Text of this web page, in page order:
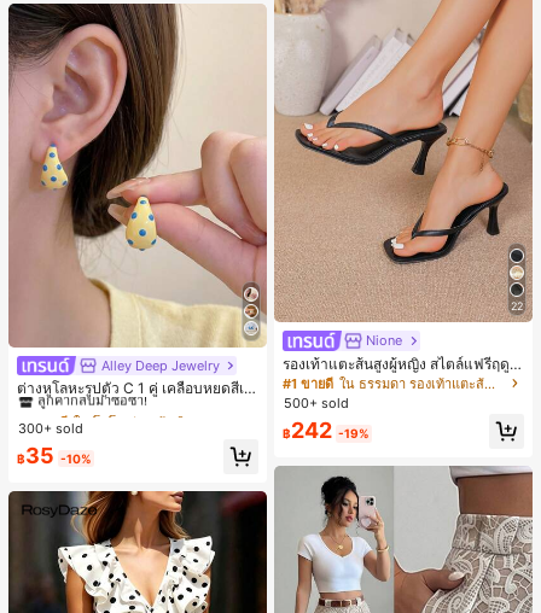
Alley Deep Jewelry
ต่างหูโลหะรูปตัว C 1 คู่ เคลือบหยดสีเห
ลือง ลายจุดสีน้ำเงิน สไตล์ยุโรปและอเม
ริกัน แฟชั่นส่วนตัว หวานและสง่างาม
สำหรับผู้หญิงและเด็กหญิง สำหรับการเ
ดินทาง งานแต่งงาน ปาร์ตี้ วันเกิด ของ
#1 ขายดี ใน โบโฮ ต่างหูผู้หญิง
ลูกค้ากลับมาซื้อซ้ำ!
เกือบหมดแล้ว!
#1 ขายดี ใน โบโฮ ต่างหูผู้หญิง
ลูกค้ากลับมาซื้อซ้ำ!
เกือบหมดแล้ว!
#1 ขายดี ใน โบโฮ ต่างหูผู้หญิง
ลูกค้ากลับมาซื้อซ้ำ!
เกือบหมดแล้ว!
#1 ขายดี
ใน โบโฮ ต่างหูผู้หญิง
เกือบหมดแล้ว!
300+ sold
฿35 -10%
22
Nione
รองเท้าแตะส้นสูงผู้หญิง สไตล์แฟรี่ฤดูร้
อน ส้นบาง แบบคีบ แต่งสายคาดผม รอ
งเท้าแตะชายหาดสำหรับเที่ยวพักผ่อน
แฟชั่นสายไขว้ สำหรับเดทไนท์
#1 ขายดี
ใน ธรรมดา รองเท้าแตะส้นสูงผู้หญิง
500+ sold
฿242 -19%